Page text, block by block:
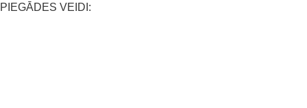
PIEGĀDES VEIDI: